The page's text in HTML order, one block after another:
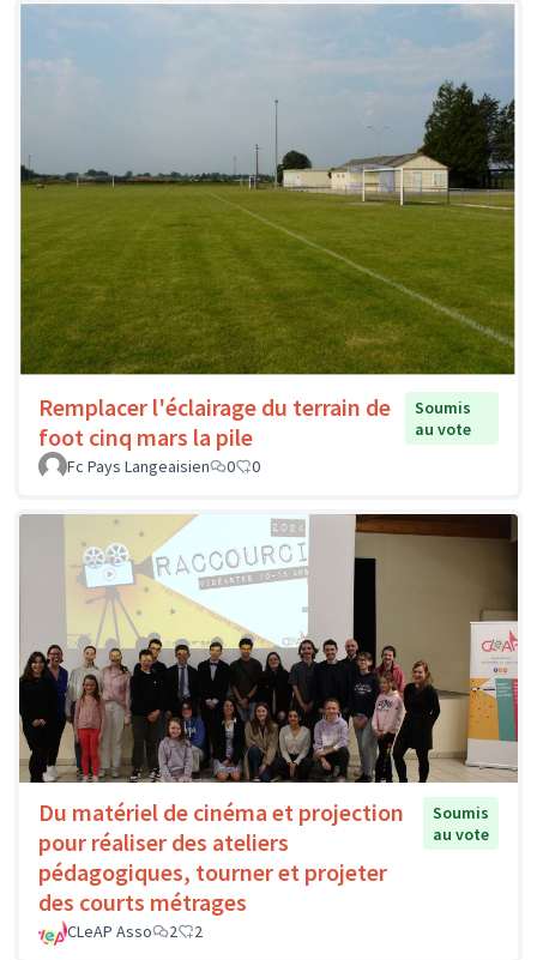
Remplacer l'éclairage du terrain de
foot cinq mars la pile
Soumis
au vote
Fc Pays Langeaisien
0 0
Du matériel de cinéma et projection
pour réaliser des ateliers
pédagogiques, tourner et projeter
des courts métrages
Soumis
au vote
CLeAP Asso 2 2